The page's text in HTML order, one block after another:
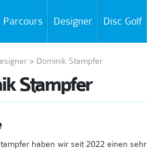
Parcours Designer Disc Golf
> Dominik Stampfer
Stampfer
haben wir seit 2022 einen sehr